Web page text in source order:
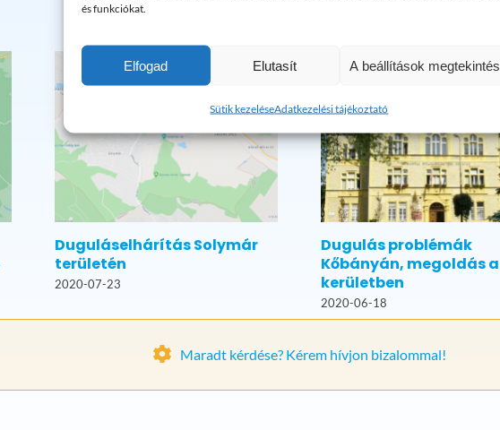
és funkciókat.
Elfogad Elutasít A beállítások
Sütik kezeléseAdatkezelési tájékoztató
Duguláselhárítás Solymár
területén
2020-07-23
Dugulás problémák
Kőbányán, megoldás a
kerületben
2020-06-18
Maradt kérdése? Kérem hívjon bizalommal!